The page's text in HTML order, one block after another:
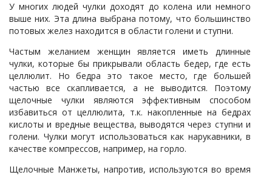
У многих людей чулки доходят до колена или немного
выше них. Эта длина выбрана потому, что большинство
потовых желез находится в области голени и ступни.
Частым желанием женщин является иметь длинные
чулки, которые бы прикрывали область бедер, где есть
целлюлит. Но бедра это такое место, где большей
частью все скапливается, а не выводится. Поэтому
щелочные чулки являются эффективным способом
избавиться от целлюлита, т.к. накопленные на бедрах
кислоты и вредные вещества, выводятся через ступни и
голени. Чулки могут использоваться как нарукавники, в
качестве компрессов, например, на горло.
Щелочные Манжеты, напротив, используются во время